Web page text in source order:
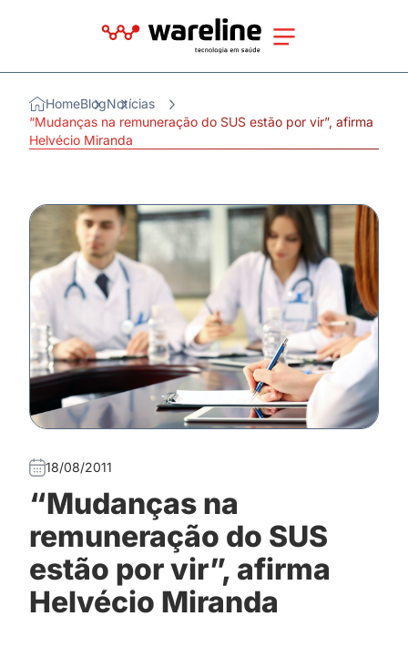
HomeBlogNotícias
“Mudanças na remuneração do SUS estão por vir”, afirma
Helvécio Miranda
18/08/2011
“Mudanças na
remuneração do SUS
estão por vir”, afirma
Helvécio Miranda